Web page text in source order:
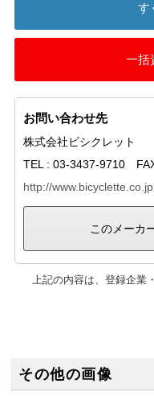
す
一括
お問い合わせ先
株式会社ビシクレット
TEL : 03-3437-9710
http://www.bicyclette.co.jp
このメーカ
上記の内容は、登録企業
その他の画像